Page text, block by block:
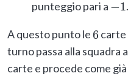
punteggio pari a −1 .
A questo punto le6 carte
turno passa alla squadra
carte e procede come